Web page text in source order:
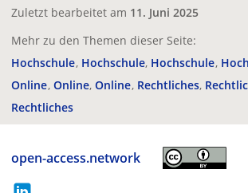
Zuletzt bearbeitet am 11. Juni 2025
Mehr zu den Themen dieser Seite:
Hochschule Hochschule Hochschule
Online Online Online Rechtliches
Rechtliches
open-access.network